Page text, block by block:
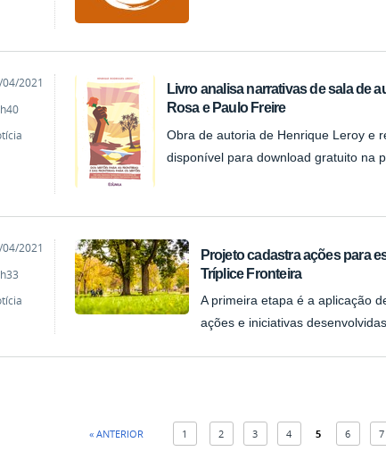
Livro analisa narrativas de sala de
Rosa e Paulo Freire
Obra de autoria de Henrique Leroy e
disponível para download gratuito na
2021
Projeto cadastra ações para
Tríplice Fronteira
A primeira etapa é a aplicação
ações e iniciativas
04/2021
« ANTERIOR 1 2 3 4 5 6 7